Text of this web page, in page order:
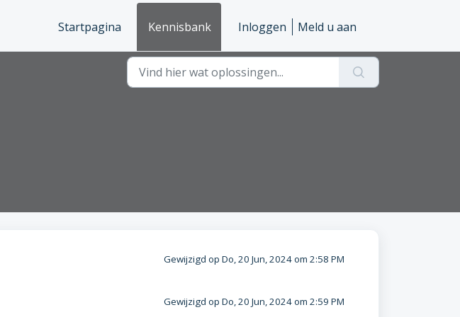
Startpagina Kennisbank Inloggen Meld u aan
Gewijzigd op Do, 20 Jun, 2024 om 2:58 PM
Gewijzigd op Do, 20 Jun, 2024 om 2:59 PM